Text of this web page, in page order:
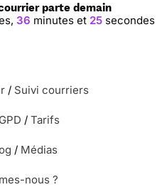
parte demain
36 minutes et 24 secondes
/ Suivi courriers
/ Tarifs
/ Médias
nous ?